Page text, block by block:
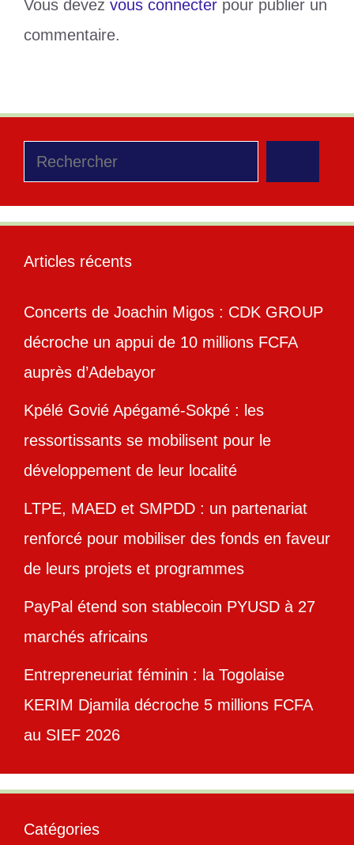
Vous devez vous connecter pour publier un
commentaire.
Rechercher
Articles récents
Concerts de Joachin Migos : CDK GROUP
décroche un appui de 10 millions FCFA
auprès d’Adebayor
Kpélé Govié Apégamé-Sokpé : les
ressortissants se mobilisent pour le
développement de leur localité
LTPE, MAED et SMPDD : un partenariat
renforcé pour mobiliser des fonds en faveur
de leurs projets et programmes
PayPal étend son stablecoin PYUSD à 27
marchés africains
Entrepreneuriat féminin : la Togolaise
KERIM Djamila décroche 5 millions FCFA
au SIEF 2026
Catégories